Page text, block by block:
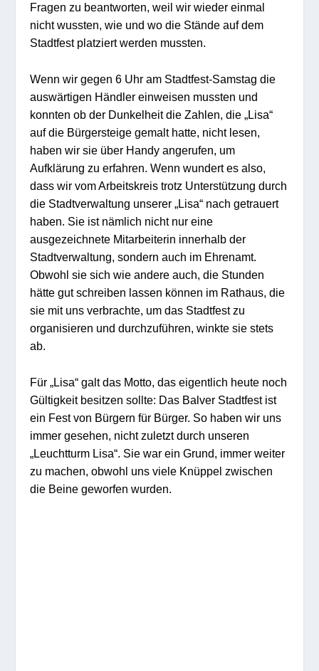
Fragen zu beantworten, weil wir wieder einmal
nicht wussten, wie und wo die Stände auf dem
Stadtfest platziert werden mussten.
Wenn wir gegen 6 Uhr am Stadtfest-Samstag die
auswärtigen Händler einweisen mussten und
konnten ob der Dunkelheit die Zahlen, die „Lisa“
auf die Bürgersteige gemalt hatte, nicht lesen,
haben wir sie über Handy angerufen, um
Aufklärung zu erfahren. Wenn wundert es also,
dass wir vom Arbeitskreis trotz Unterstützung durch
die Stadtverwaltung unserer „Lisa“ nach getrauert
haben. Sie ist nämlich nicht nur eine
ausgezeichnete Mitarbeiterin innerhalb der
Stadtverwaltung, sondern auch im Ehrenamt.
Obwohl sie sich wie andere auch, die Stunden
hätte gut schreiben lassen können im Rathaus, die
sie mit uns verbrachte, um das Stadtfest zu
organisieren und durchzuführen, winkte sie stets
ab.
Für „Lisa“ galt das Motto, das eigentlich heute noch
Gültigkeit besitzen sollte: Das Balver Stadtfest ist
ein Fest von Bürgern für Bürger. So haben wir uns
immer gesehen, nicht zuletzt durch unseren
„Leuchtturm Lisa“. Sie war ein Grund, immer weiter
zu machen, obwohl uns viele Knüppel zwischen
die Beine geworfen wurden.